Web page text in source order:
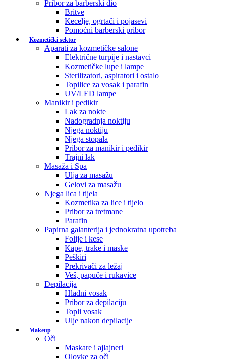
Pribor za barberski dio
Britve
Kecelje, ogrtači i pojasevi
Pomoćni barberski pribor
Kozmetički sektor
Aparati za kozmetičke salone
Električne turpije i nastavci
Kozmetičke lupe i lampe
Sterilizatori, aspiratori i ostalo
Topilice za vosak i parafin
UV/LED lampe
Manikir i pedikir
Lak za nokte
Nadogradnja noktiju
Njega noktiju
Njega stopala
Pribor za manikir i pedikir
Trajni lak
Masaža i Spa
Ulja za masažu
Gelovi za masažu
Njega lica i tijela
Kozmetika za lice i tijelo
Pribor za tretmane
Parafin
Papirna galanterija i jednokratna upotreba
Folije i kese
Kape, trake i maske
Peškiri
Prekrivači za ležaj
Veš, papuče i rukavice
Depilacija
Hladni vosak
Pribor za depilaciju
Topli vosak
Ulje nakon depilacije
Makeup
Oči
Maskare i ajlajneri
Olovke za oči